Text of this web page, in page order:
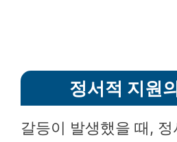
정서적 지원
갈등이 발생했을 때,